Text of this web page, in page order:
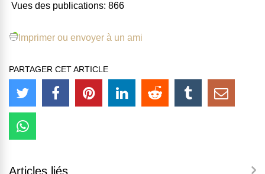
Vues des publications: 866
Imprimer ou envoyer à un ami
PARTAGER CET ARTICLE
Articles liés